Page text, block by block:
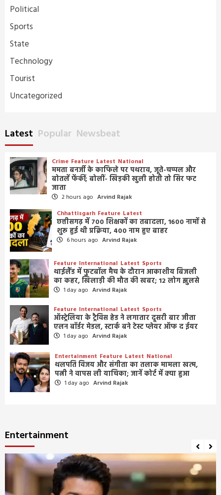
Political
Sports
State
Technology
Tourist
Uncategorized
Latest Popular Newsbeat
Crime Feature Latest National
ममता बनर्जी के काफिले पर पथराव, जूते-चप्पल और
बोतलें फेंकीं; बोलीं- खिड़की खुली होती तो सिर फट
जाता
2 hours ago Arvind Rajak
Chhattisgarh Feature Latest
छत्तीसगढ़ में 700 शिक्षकों का तबादला, 1600 नामों से
शुरू हुई थी प्रक्रिया, 400 नाम हुए बाहर
6 hours ago Arvind Rajak
Feature International Latest Sports
थाईलैंड में फुटबॉल मैच के दौरान आकाशीय बिजली
का कहर, खिलाड़ी की मौत की खबर; 12 लोग झुलसे
1 day ago Arvind Rajak
Feature International Latest Sports
ऑस्ट्रेलिया के ट्रैविस हेड ने लगातार दूसरी बार जीता
एलन बॉर्डर मेडल, स्टार्क बने टेस्ट प्लेयर ऑफ द ईयर
1 day ago Arvind Rajak
Entertainment Feature Latest National
थलपति विजय और संगीता का तलाक मामला खत्म,
पत्नी ने वापस ली याचिका; जानें कोर्ट में क्या हुआ
1 day ago Arvind Rajak
Entertainment